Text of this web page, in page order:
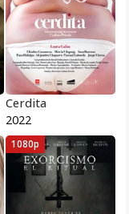
Cerdita
2022
1080p